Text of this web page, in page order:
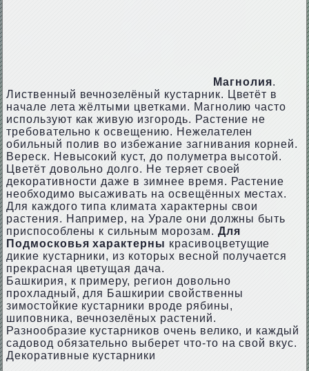
Магнолия.
Лиственный вечнозелёный кустарник. Цветёт в
начале лета жёлтыми цветками. Магнолию часто
используют как живую изгородь. Растение не
требовательно к освещению. Нежелателен
обильный полив во избежание загнивания корней.
Вереск. Невысокий куст, до полуметра высотой.
Цветёт довольно долго. Не теряет своей
декоративности даже в зимнее время. Растение
необходимо высаживать на освещённых местах.
Для каждого типа климата характерны свои
растения. Например, на Урале они должны быть
приспособлены к сильным морозам. Для
Подмосковья характерны красивоцветущие
дикие кустарники, из которых весной получается
прекрасная цветущая дача.
Башкирия, к примеру, регион довольно
прохладный, для Башкирии свойственны
зимостойкие кустарники вроде рябины,
шиповника, вечнозелёных растений.
Разнообразие кустарников очень велико, и каждый
садовод обязательно выберет что-то на свой вкус.
Декоративные кустарники